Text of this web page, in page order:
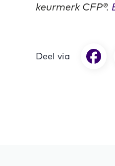
keurmerk CFP®.
Deel via